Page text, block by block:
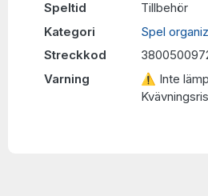
Speltid
Tillbehör
Kategori
Spel
Streckkod
Varning
⚠ Inte